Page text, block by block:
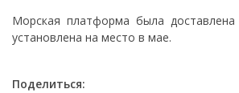
Морская платформа была
установлена ​​на место в мае.
Поделиться: